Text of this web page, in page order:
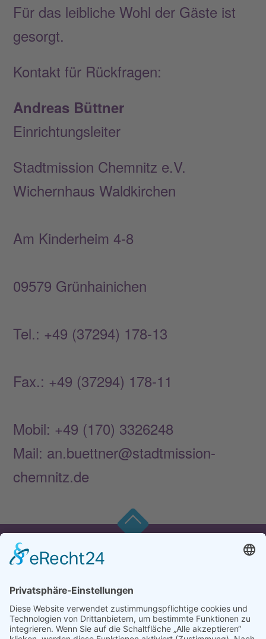
Für das leibliche Wohl der Gäste ist
gesorgt.
Kontakt für Rückfragen:
Andreas Büttner
Einrichtungsleiter
Stadtmission Chemnitz e.V.
Wichernhaus Waldkirchen
Am Kinderheim 4-8
09579 Grünhainichen
Tel.: +49 (37294) 178-13
Fax.: +49 (37294) 178-11
Mobil: +49 (170) 3326248
Mail: an.buettner@stadtmission-
chemnitz.de